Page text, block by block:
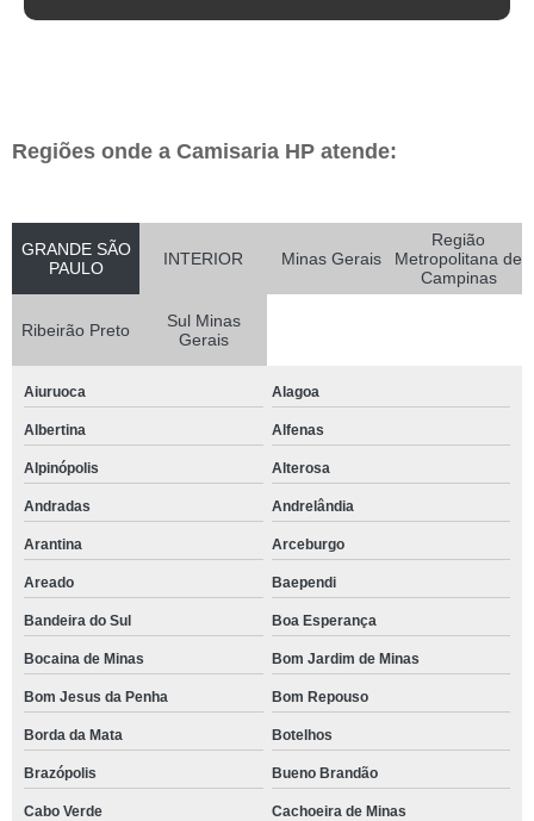
Regiões onde a Camisaria HP atende:
GRANDE SÃO
PAULO
INTERIOR Minas Gerais
Região
Metropolitana de
Campinas
Ribeirão Preto
Sul Minas
Gerais
Aiuruoca Alagoa
Albertina Alfenas
Alpinópolis Alterosa
Andradas Andrelândia
Arantina Arceburgo
Areado Baependi
Bandeira do Sul Boa Esperança
Bocaina de Minas Bom Jardim de Minas
Bom Jesus da Penha Bom Repouso
Borda da Mata Botelhos
Brazópolis Bueno Brandão
Cabo Verde Cachoeira de Minas